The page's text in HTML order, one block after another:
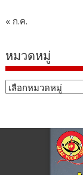
« ก.ค.
หมวดหมู่
หมวด